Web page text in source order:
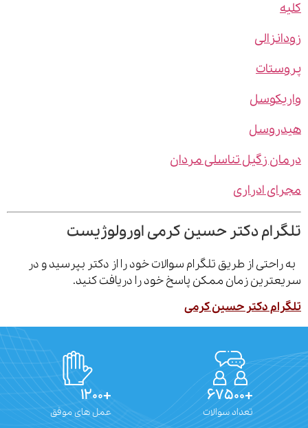
زگیل تناسلی مردان
ادراری
دکتر حسین کرمی اورولوژیست
از طریق تلگرام سوالات خود را از دکتر بپرسید و در
زمان ممکن پاسخ خود را دریافت کنید.
دکتر حسین کرمی
تعداد سوالات عمل های موفق